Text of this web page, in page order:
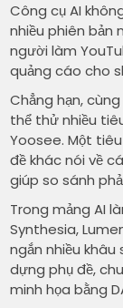
Công cụ AI
nhiều phiên bản
người làm
quảng cáo cho
Chẳng hạn,
thể thử nhiều
Yoosee. Một
đề khác nói về
giúp so sánh
Trong mảng AI
Synthesia,
ngắn nhiều
dựng phụ đề,
minh họa bằng